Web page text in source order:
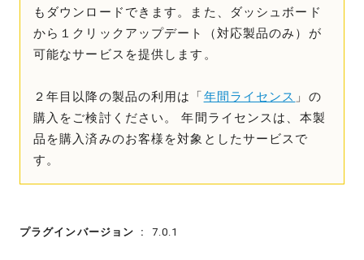
もダウンロードできます。また、ダッシュボード
から１クリックアップデート（対応製品のみ）が
可能なサービスを提供します。
２年目以降の製品の利用は「年間ライセンス 」の
購入をご検討ください。 年間ライセンスは、本製
品を購入済みのお客様を対象としたサービスで
す。
プラグインバージョン 7.0.1